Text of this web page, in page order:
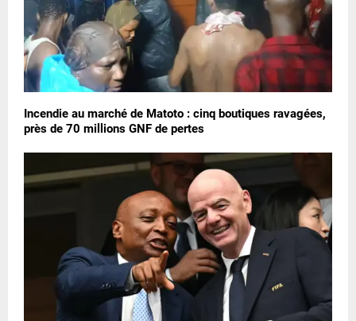
Incendie au marché de Matoto : cinq boutiques ravagées,
près de 70 millions GNF de pertes